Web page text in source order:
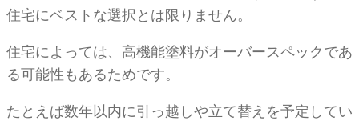
住宅にベストな選択とは限りません。
住宅によっては、高機能塗料がオーバースペックであ
る可能性もあるためです。
たとえば数年以内に引っ越しや立て替えを予定してい